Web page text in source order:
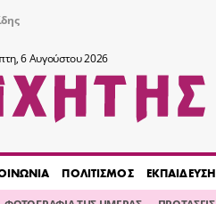
6 Αυγούστου 2026
ΠΟΛΙΤΙΣΜΟΣ ΕΚΠΑΙΔΕΥΣΗ